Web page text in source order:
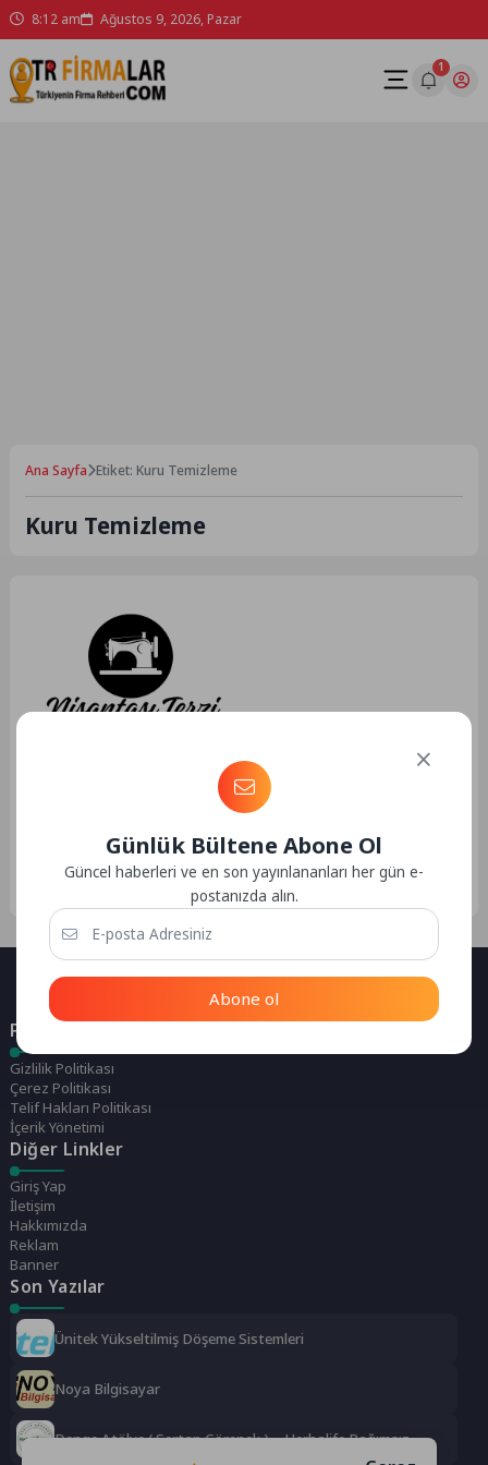
Skip
to
content
8:12 am Ağustos 9, 2026, Pazar
1
Ana Sayfa Etiket: Kuru Temizleme
Kuru Temizleme
Nişantaşı Terzi & Kuru Temizleme
Nişantaşı Terzi & Kuru
Temizleme, Nişantaşı Terzi: İnce
İşçilik ve...
Politikalarımız
Gizlilik Politikası
Çerez Politikası
Telif Hakları Politikası
İçerik Yönetimi
Diğer Linkler
Giriş Yap
İletişim
Hakkımızda
Reklam
Banner
Son Yazılar
Ünitek Yükseltilmiş Döşeme Sistemleri
Noya Bilgisayar
Denge Atölye ( Sertap Görenek ) – Herbalife Bağımsız
Günlük Bültene Abone Ol
Güncel haberleri ve en son yayınlananları her gün e-
postanızda alın.
Abone ol